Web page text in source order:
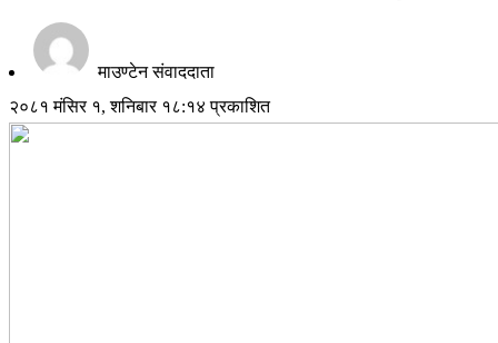
माउण्टेन संवाददाता
२०८१ मंसिर १, शनिबार १८:१४ प्रकाशित